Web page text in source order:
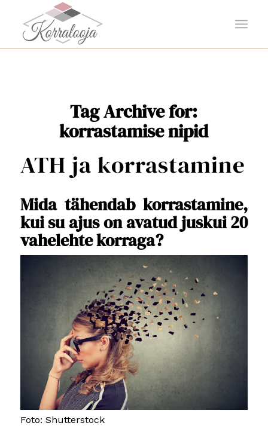
Tag Archive for:
korrastamise nipid
ATH ja korrastamine
Mida tähendab korrastamine,
kui su ajus on avatud juskui 20
vahelehte korraga?
Foto: Shutterstock